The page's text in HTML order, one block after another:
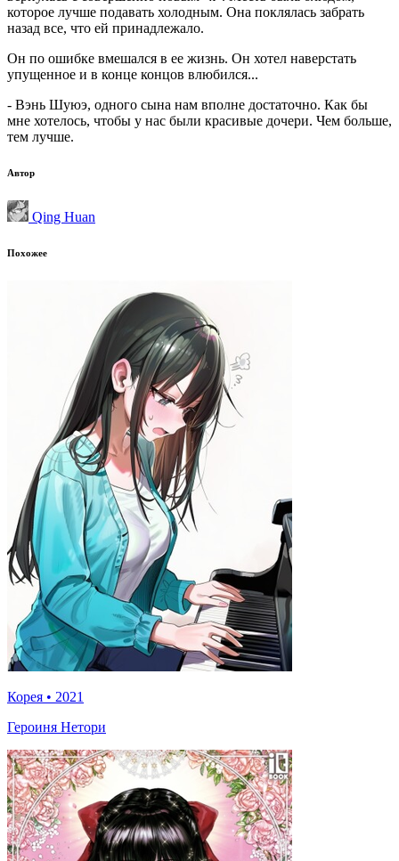
которое лучше подавать холодным. Она поклялась забрать
назад все, что ей принадлежало.
Он по ошибке вмешался в ее жизнь. Он хотел наверстать
упущенное и в конце концов влюбился...
- Вэнь Шуюэ, одного сына нам вполне достаточно. Как бы
мне хотелось, чтобы у нас были красивые дочери. Чем больше,
тем лучше.
Автор
Qing Huan
Похожее
Корея • 2021
Героиня Нетори